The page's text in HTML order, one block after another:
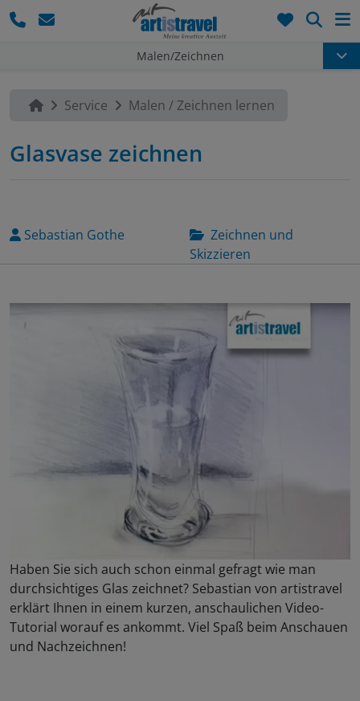
Malen/Zeichnen
Service Malen / Zeichnen lernen
Glasvase zeichnen
Sebastian Gothe
Zeichnen und
Skizzieren
Haben Sie sich auch schon einmal gefragt wie man
durchsichtiges Glas zeichnet? Sebastian von artistravel
erklärt Ihnen in einem kurzen, anschaulichen Video-
Tutorial worauf es ankommt. Viel Spaß beim Anschauen
und Nachzeichnen!